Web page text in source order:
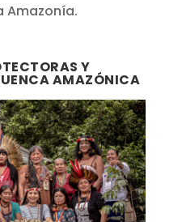
Amazonía.
Y
AMAZÓNICA